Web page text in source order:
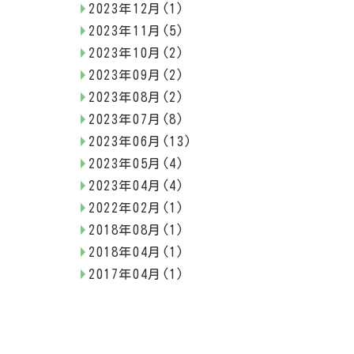
2023年12月(1)
2023年11月(5)
2023年10月(2)
2023年09月(2)
2023年08月(2)
2023年07月(8)
2023年06月(13)
2023年05月(4)
2023年04月(4)
2022年02月(1)
2018年08月(1)
2018年04月(1)
2017年04月(1)